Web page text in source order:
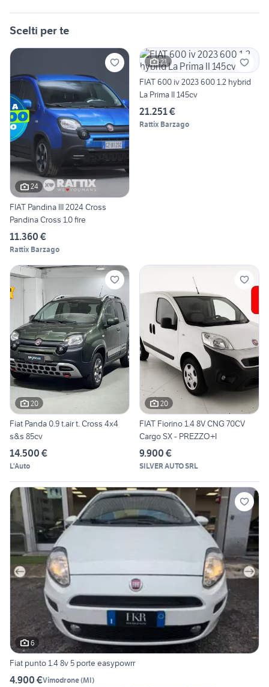
Scelti per te
24
FIAT Pandina III 2024 Cross
Pandina Cross 1.0 fire
11.360 €
Rattix Barzago
21
FIAT 600 iv 2023 600 1.2 hybrid
La Prima II 145cv
21.251 €
Rattix Barzago
20
Fiat Panda 0.9 t.air t. Cross 4x4
s&s 85cv
14.500 €
L'Auto
20
FIAT Fiorino 1.4 8V CNG 70CV
Cargo SX - PREZZO+I
9.900 €
SILVER AUTO SRL
6
Fiat punto 1.4 8v 5 porte easypowrr
4.900 €Vimodrone(MI)